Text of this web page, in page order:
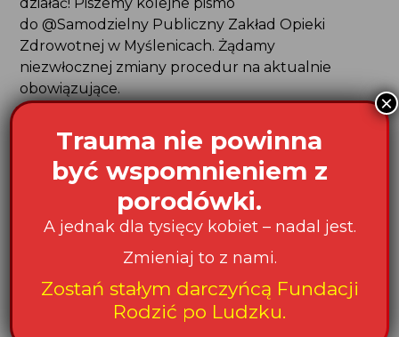
Piszemy kolejne pismo do @Samodzielny
Publiczny Zakład Opieki Zdrowotnej
w Myślenicach. Żądamy niezwłocznej zmiany
procedur na aktualnie obowiązujące.
wyrażenia sprzeciwu wobec prób izolacji
Waszego dziecka – jeżeli oczywiście Wasz stan
zdrowia na to pozwala,
kontaktu skóra do skóry,
karmienia swojego dziecka piersią.
Jeżeli nie jesteś zakażona, masz prawo
do sprawowania dodatkowej opieki pielęgnacyjnej
przy dziecku hospitalizowanym –
a nie tylko do zdjęć przesłanych na komórkę